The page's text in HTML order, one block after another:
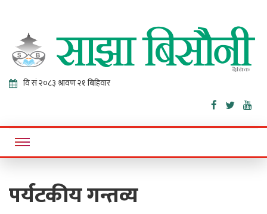
Sajha
Bisaunee
Online News Portal
पर्यटकीय गन्तव्य